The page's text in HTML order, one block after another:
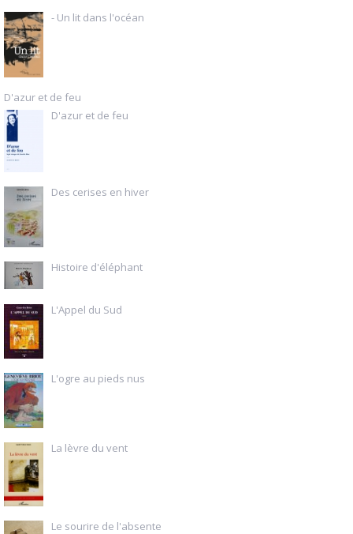
- Un lit dans l'océan
D'azur et de feu
D'azur et de feu
Des cerises en hiver
Histoire d'éléphant
L'Appel du Sud
L'ogre au pieds nus
La lèvre du vent
Le sourire de l'absente